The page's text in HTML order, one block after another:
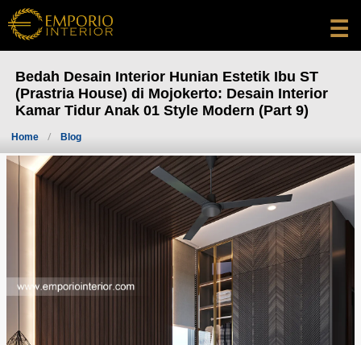
☰
Bedah Desain Interior Hunian Estetik Ibu ST
(Prastria House) di Mojokerto: Desain Interior
Kamar Tidur Anak 01 Style Modern (Part 9)
Home Blog